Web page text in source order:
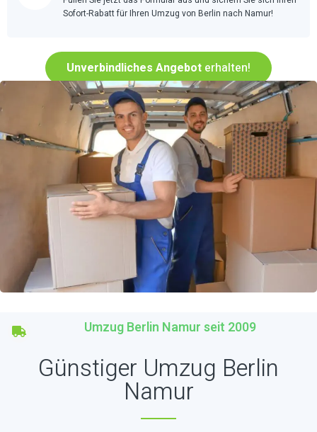
Sofort-Rabatt für Ihren Umzug von Berlin nach Namur!
Unverbindliches Angebot erhalten!
Umzug Berlin Namur seit 2009
Günstiger Umzug Berlin
Namur